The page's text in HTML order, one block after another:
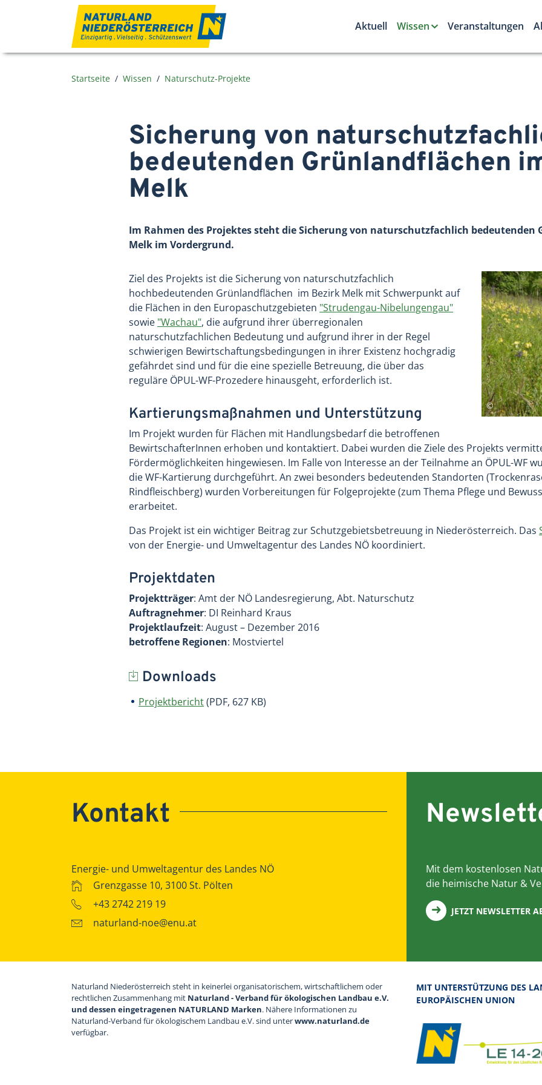
Aktuell
Wissen Veranstaltungen
Startseite Wissen Naturschutz-Projekte
Sicherung von
bedeutenden Grün­land­flächen
Melk
Im Rahmen des Projektes steht die Sicherung von naturschutzfachlich
Melk im Vordergrund.
Ziel des Projekts ist die Sicherung von naturschutzfachlich
hochbedeutenden Grünlandflächen im Bezirk Melk mit Schwerpunkt auf
die Flächen in den Europaschutzgebieten "Strudengau-Nibelungengau"
sowie "Wachau", die aufgrund ihrer überregionalen
naturschutzfachlichen Bedeutung und aufgrund ihrer in der Regel
schwierigen Bewirtschaftungsbedingungen in ihrer Existenz hochgradig
gefährdet sind und für die eine spezielle Betreuung, die über das
reguläre ÖPUL-WF-Prozedere hinausgeht, erforderlich ist.
Kartierungsmaßnahmen und Unterstützung
Im Projekt wurden für Flächen mit Handlungsbedarf die betroffenen
BewirtschafterInnen erhoben und kontaktiert. Dabei wurden die Ziele des Projekts
Fördermöglichkeiten hingewiesen. Im Falle von Interesse an der Teilnahme an ÖPUL-WF
die WF-Kartierung durchgeführt. An zwei besonders bedeutenden Standorten
Rindfleischberg) wurden Vorbereitungen für Folgeprojekte (zum Thema Pflege und
erarbeitet.
Das Projekt ist ein wichtiger Beitrag zur Schutzgebietsbetreuung in Niederösterreich. Das
von der Energie- und Umweltagentur des Landes NÖ koordiniert.
Projektdaten
Projektträger: Amt der NÖ Landesregierung, Abt. Naturschutz
Auftragnehmer: DI Reinhard Kraus
Projektlaufzeit: August – Dezember 2016
betroffene Regionen: Mostviertel
Downloads
Projektbericht(PDF, 627 KB)
Mit dem kostenlosen
die heimische Natur &
JETZT NEWSLETTER
Kontakt
Energie- und Umweltagentur des Landes NÖ
Grenzgasse 10, 3100 St. Pölten
+43 2742 219 19
naturland-noe@enu.at
Naturland Niederösterreich steht in keinerlei organisatorischem, wirtschaftlichem oder
rechtlichen Zusammenhang mit Naturland - Verband für ökologischen Landbau e.V.
und dessen eingetragenen NATURLAND Marken. Nähere Informationen zu
Naturland-Verband für ökologischem Landbau e.V. sind unterwww.naturland.de
verfügbar.
MIT UNTERSTÜTZUNG DES
EUROPÄISCHEN UNION